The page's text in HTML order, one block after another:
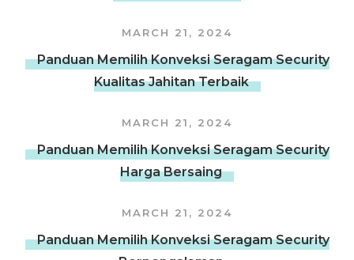
MARCH 21, 2024
Panduan Memilih Konveksi Seragam Security
Kualitas Jahitan Terbaik
MARCH 21, 2024
Panduan Memilih Konveksi Seragam Security
Harga Bersaing
MARCH 21, 2024
Panduan Memilih Konveksi Seragam Security